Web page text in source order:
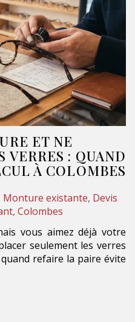
ET NE
VERRES : QUAND
À COLOMBES
Monture existante, Devis
, Colombes
vous aimez déjà votre
seulement les verres
refaire la paire évite